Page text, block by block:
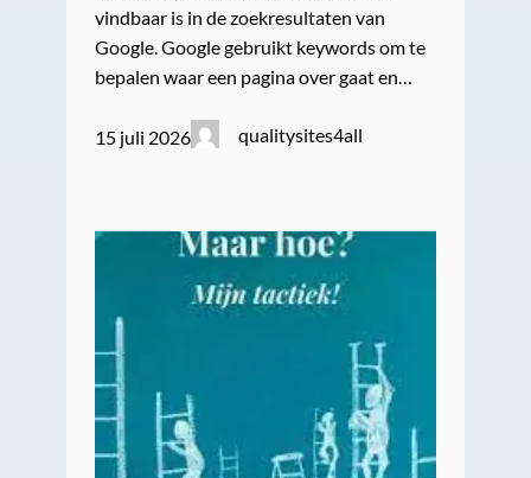
vindbaar is in de zoekresultaten van
Google. Google gebruikt keywords om te
bepalen waar een pagina over gaat en…
15 juli 2026 qualitysites4all